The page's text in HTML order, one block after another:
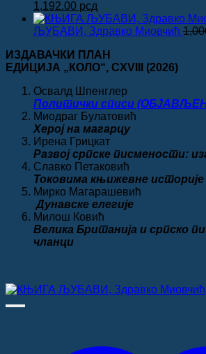
1,200.00 рсд.
Оригинална
цена
је
1,490.00 рсд.
1,192.00 рсд
цена
је:
ЉУБАВИ, Здравко Миовчић
ИЗДАВАЧКИ ПЛАН
ЕДИЦИЈА „КОЛО“, CXVIII
(2026)
Освалд Шпенглер
Политички списи
Миодраг Булатовић
Херој на магарцу
Ирена Грицкат
Развој српске писмености:
Славко Петаковић
Токовима књижевне историје
Мирко Магарашевић
Дунавске елегије
Милош Ковић
Велика Британија и српско
чланци